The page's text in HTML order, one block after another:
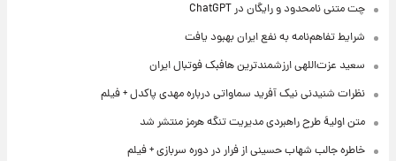
چت متنی نامحدود و رایگان در ChatGPT
شرایط تفاهم‌نامه به نفع ایران بهبود یافت
سعید عزت‌اللهی ارزشمندترین هافبک فوتبال ایران
نظرات شنیدنی نیک آفرید سماواتی درباره مهدی پاکدل + فیلم
متن اولیۀ طرح راهبردی مدیریت تنگه هرمز منتشر شد
خاطره جالب شهاب حسینی از فرار در دوره سربازی + فیلم